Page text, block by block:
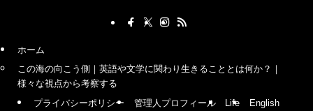
ホーム
この海の向こう側｜英語や文学に関わり生きることとは何か？｜
様々な視点から考察する
プライバシーポリシー
管理人プロフィール Life English